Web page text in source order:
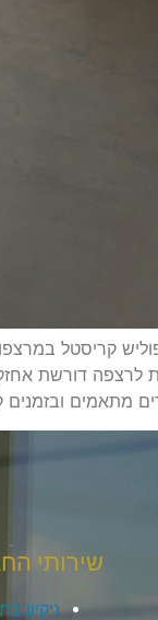
קריסטל
לרצפה דורשת
מתאמים
שירותי
ניקיון